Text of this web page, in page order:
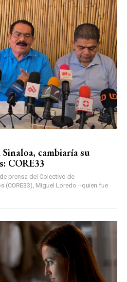
cambiaría su
CORE33
prensa del Colectivo de
(CORE33), Miguel Loredo --quien fue